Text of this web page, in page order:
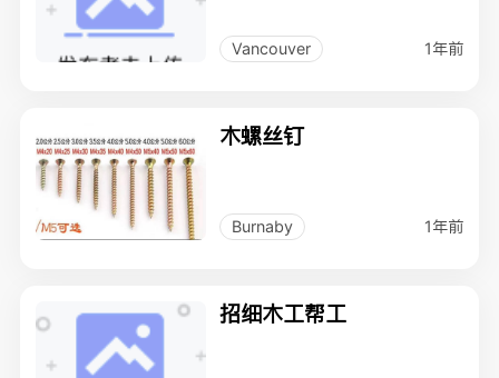
Vancouver 1年前
木螺丝钉
Burnaby 1年前
招细木工帮工